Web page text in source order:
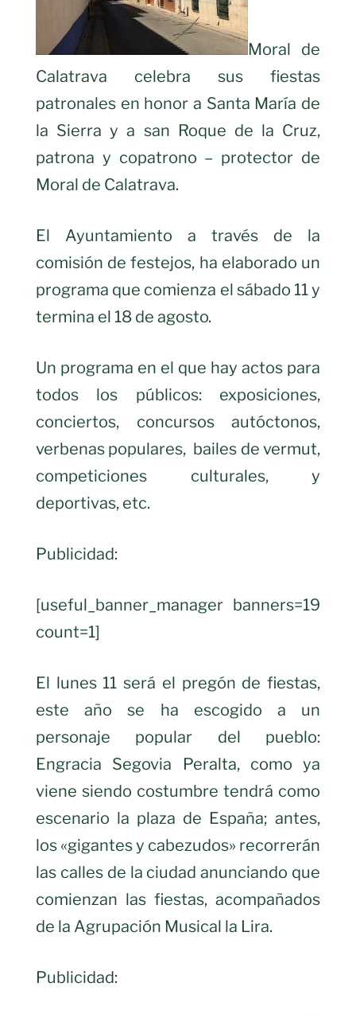
Moral de
Calatrava celebra sus fiestas
patronales en honor a Santa María de
la Sierra y a san Roque de la Cruz,
patrona y copatrono – protector de
Moral de Calatrava.
El Ayuntamiento a través de la
comisión de festejos, ha elaborado un
programa que comienza el sábado 11 y
termina el 18 de agosto.
Un programa en el que hay actos para
todos los públicos: exposiciones,
conciertos, concursos autóctonos,
verbenas populares, bailes de vermut,
competiciones culturales, y
deportivas, etc.
Publicidad:
[useful_banner_manager banners=19
count=1]
El lunes 11 será el pregón de fiestas,
este año se ha escogido a un
personaje popular del pueblo:
Engracia Segovia Peralta, como ya
viene siendo costumbre tendrá como
escenario la plaza de España; antes,
los «gigantes y cabezudos» recorrerán
las calles de la ciudad anunciando que
comienzan las fiestas, acompañados
de la Agrupación Musical la Lira.
Publicidad: